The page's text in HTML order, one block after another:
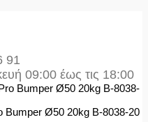
91
09:00 έως τις 18:00
Bumper Ø50 20kg Β-8038-20